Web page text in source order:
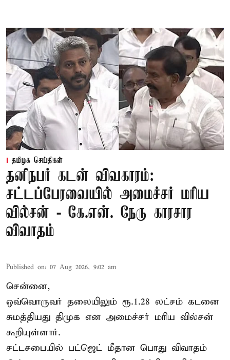
தமிழக செய்திகள்
தனிநபர் கடன் விவகாரம்:
சட்டப்பேரவையில் அமைச்சர் மரிய
வில்சன் - கே.என். நேரு காரசார
விவாதம்
Published on: 07 Aug 2026, 9:02 am
சென்னை,
ஒவ்வொருவர் தலையிலும் ரூ.1.28 லட்சம் கடனை
சுமத்தியது திமுக என அமைச்சர் மரிய வில்சன்
கூறியுள்ளார்.
சட்டசபையில் பட்ஜெட் மீதான பொது விவாதம்